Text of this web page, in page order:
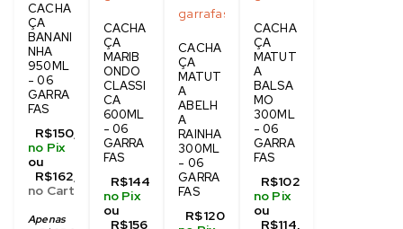
CACHA
ÇA
BANANI
NHA
950ML
- 06
GARRA
FAS
R$150,00
no Pix
ou
R$162,00
no Cartão
Apenas
CACHA
ÇA
MARIB
ONDO
CLASSI
CA
600ML
- 06
GARRA
FAS
R$144,00
no Pix
ou
R$156,00
CACHA
ÇA
MATUT
A
ABELH
A
RAINHA
300ML
- 06
GARRA
FAS
R$120,00
CACHA
ÇA
MATUT
A
BALSA
MO
300ML
- 06
GARRA
FAS
R$102,00
no Pix
ou
R$114,00